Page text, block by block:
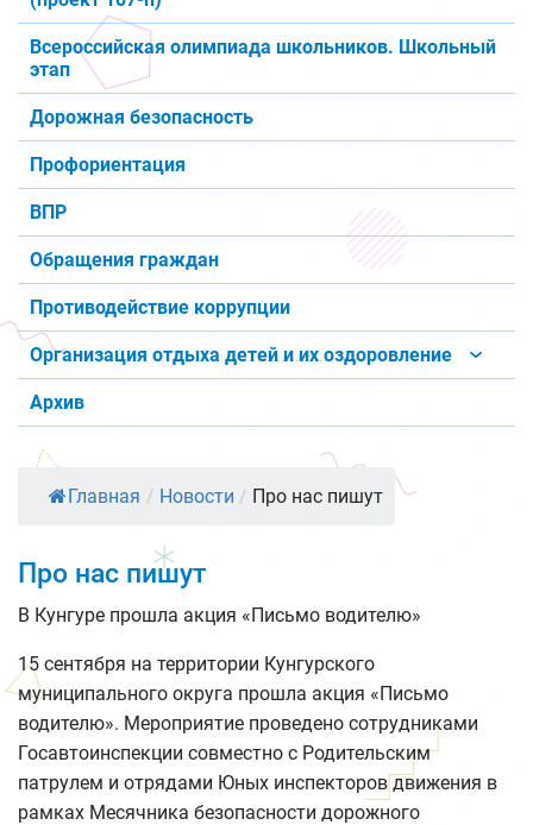
Всероссийская олимпиада школьников. Школьный
этап
Дорожная безопасность
Профориентация
ВПР
Обращения граждан
Противодействие коррупции
Организация отдыха детей и их оздоровление
Архив
Главная / Новости / Про нас пишут
Про нас пишут
В Кунгуре прошла акция «Письмо водителю»
15 сентября на территории Кунгурского
муниципального округа прошла акция «Письмо
водителю». Мероприятие проведено сотрудниками
Госавтоинспекции совместно с Родительским
патрулем и отрядами Юных инспекторов движения в
рамках Месячника безопасности дорожного